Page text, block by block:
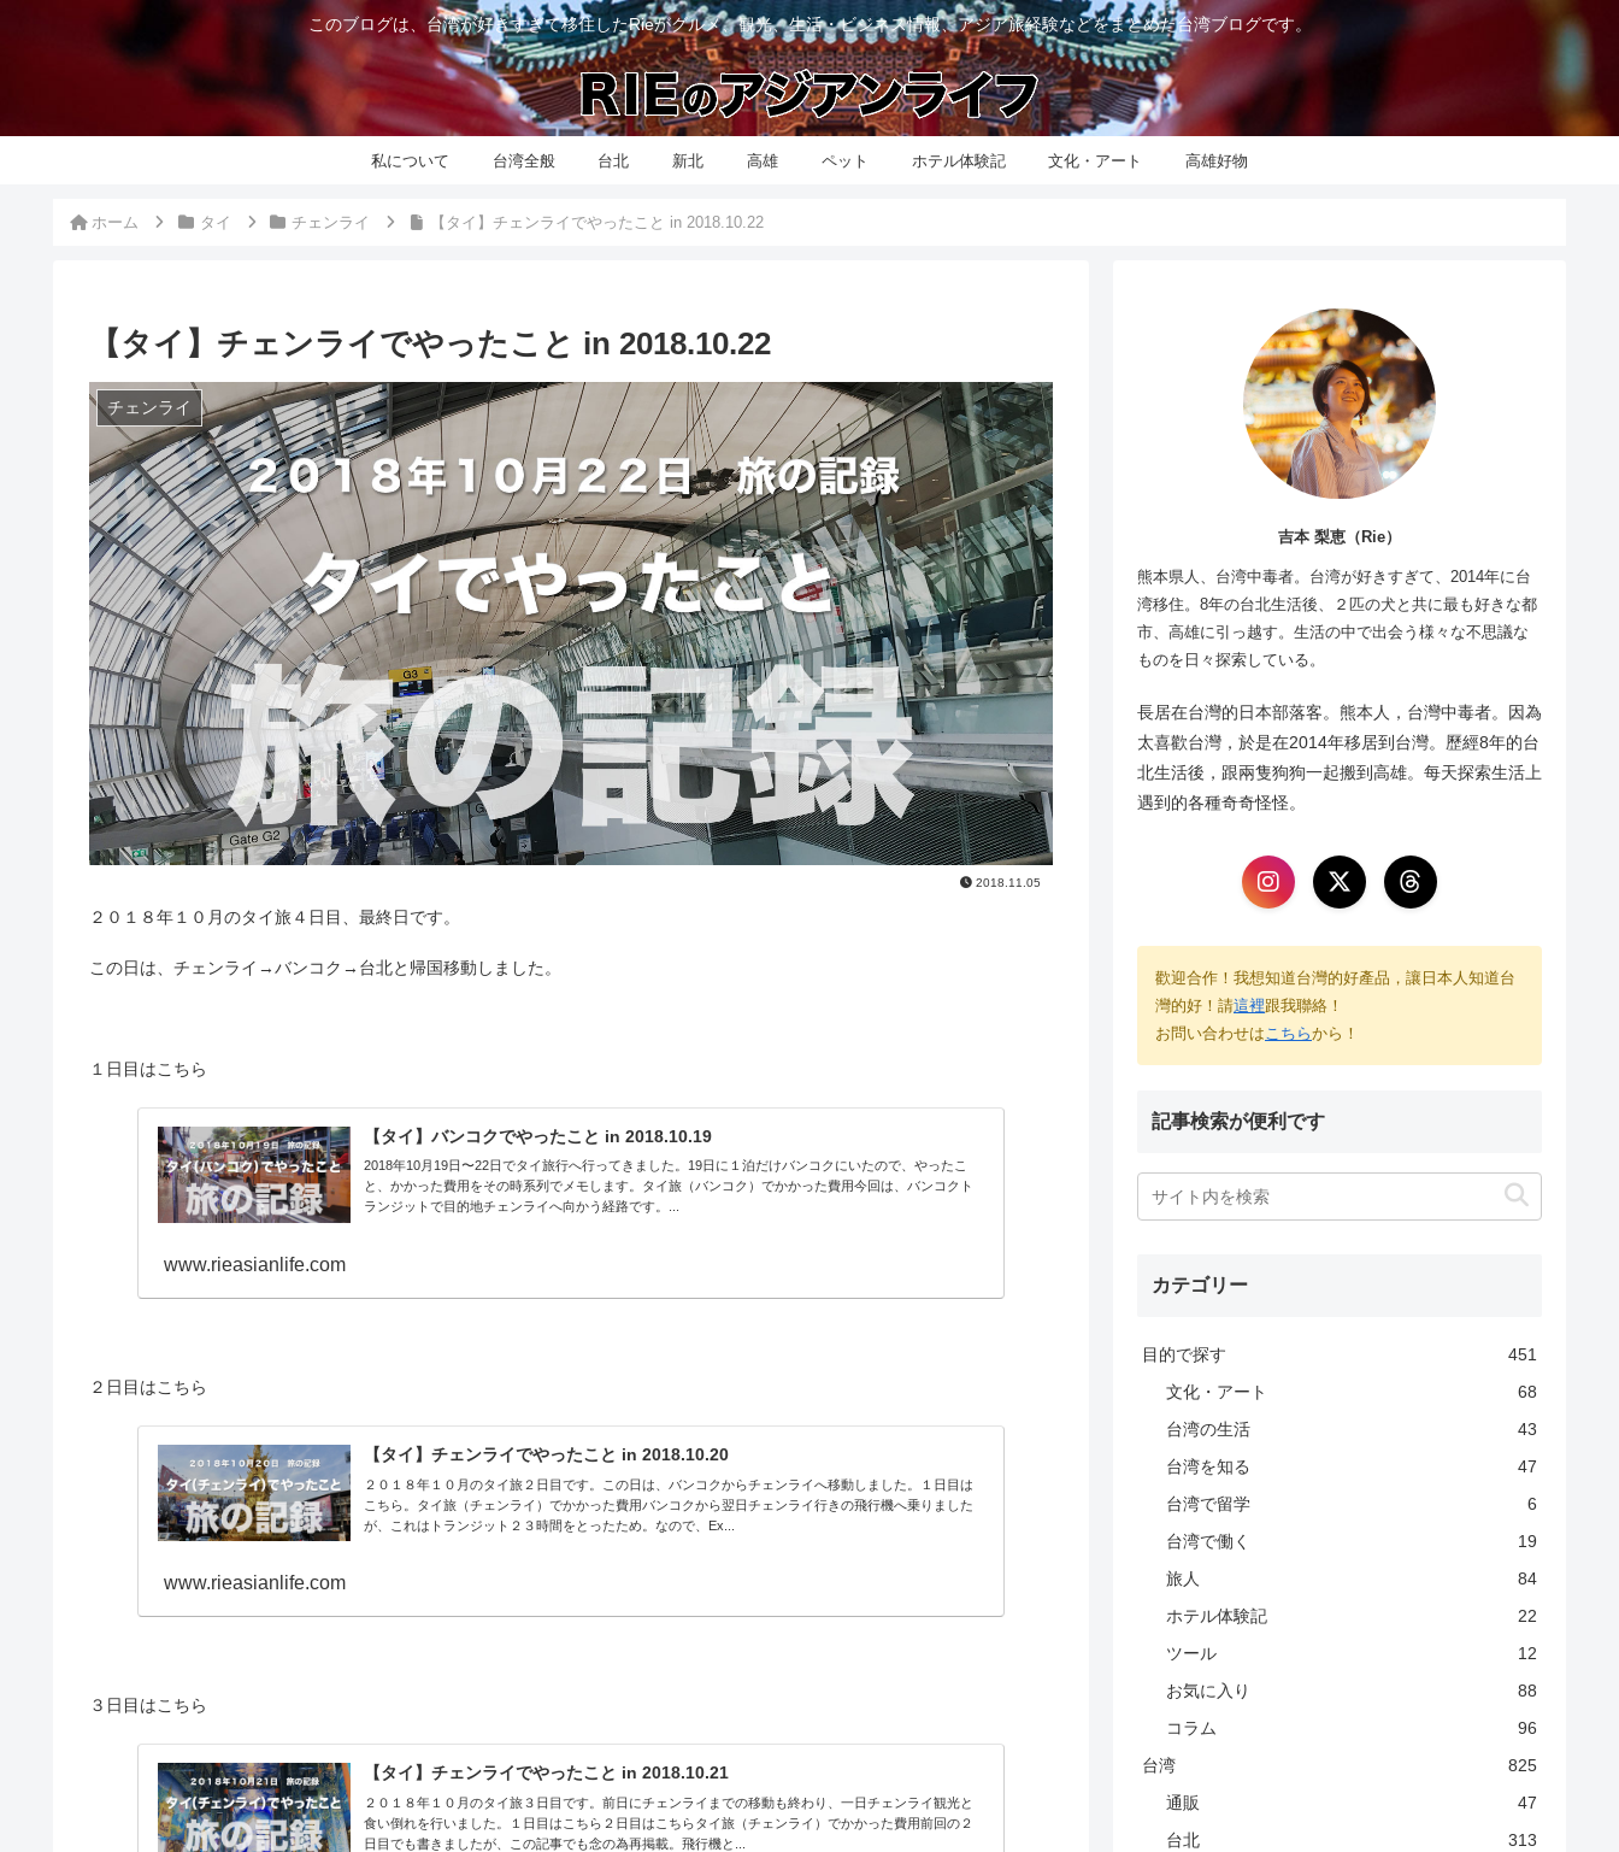
このブログは、台湾が好きすぎて移住したRieがグルメ、観光、生活・ビジネス情報、アジア旅経験などをまとめた台湾ブログです。
私について 台湾全般 台北 新北 高雄 ペット ホテル体験記 文化・アート 高雄好物
ホーム タイ チェンライ 【タイ】チェンライでやったこと in 2018.10.22
【タイ】チェンライでやったこと in 2018.10.22
チェンライ
2018.11.05
２０１８年１０月のタイ旅４日目、最終日です。
この日は、チェンライ→バンコク→台北と帰国移動しました。
１日目はこちら
【タイ】バンコクでやったこと in 2018.10.19
2018年10月19日〜22日でタイ旅行へ行ってきました。19日に１泊だけバンコクにいたので、やったこ
と、かかった費用をその時系列でメモします。タイ旅（バンコク）でかかった費用今回は、バンコクト
ランジットで目的地チェンライへ向かう経路です。...
www.rieasianlife.com
２日目はこちら
【タイ】チェンライでやったこと in 2018.10.20
２０１８年１０月のタイ旅２日目です。この日は、バンコクからチェンライへ移動しました。１日目は
こちら。タイ旅（チェンライ）でかかった費用バンコクから翌日チェンライ行きの飛行機へ乗りました
が、これはトランジット２３時間をとったため。なので、Ex...
www.rieasianlife.com
３日目はこちら
【タイ】チェンライでやったこと in 2018.10.21
２０１８年１０月のタイ旅３日目です。前日にチェンライまでの移動も終わり、一日チェンライ観光と
食い倒れを行いました。１日目はこちら２日目はこちらタイ旅（チェンライ）でかかった費用前回の２
日目でも書きましたが、この記事でも念の為再掲載。飛行機と...
吉本 梨恵（Rie）
熊本県人、台湾中毒者。台湾が好きすぎて、2014年に台
湾移住。8年の台北生活後、２匹の犬と共に最も好きな都
市、高雄に引っ越す。生活の中で出会う様々な不思議な
ものを日々探索している。
長居在台灣的日本部落客。熊本人，台灣中毒者。因為
太喜歡台灣，於是在2014年移居到台灣。歷經8年的台
北生活後，跟兩隻狗狗一起搬到高雄。每天探索生活上
遇到的各種奇奇怪怪。
歡迎合作！我想知道台灣的好產品，讓日本人知道台
灣的好！請這裡跟我聯絡！
お問い合わせはこちらから！
記事検索が便利です
カテゴリー
目的で探す
451
文化・アート
68
台湾の生活
43
台湾を知る
47
台湾で留学
6
台湾で働く
19
旅人
84
ホテル体験記
22
ツール
12
お気に入り
88
コラム
96
台湾
825
通販
47
台北
313